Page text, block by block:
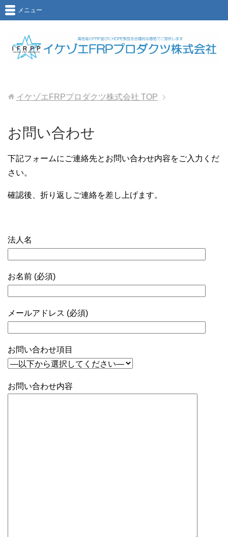
メニュー
イケゾエFRPプロダクツ株式会社 TOP
お問い合わせ
下記フォームにご連絡先とお問い合わせ内容をご入力くだ
さい。
確認後、折り返しご連絡を差し上げます。
法人名
お名前 (必須)
メールアドレス (必須)
お問い合わせ項目
お問い合わせ内容